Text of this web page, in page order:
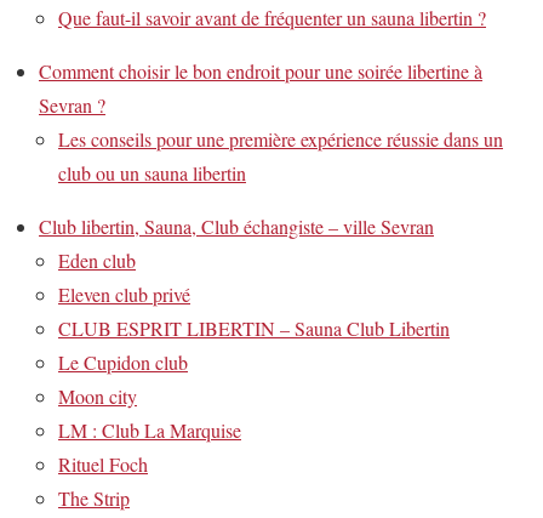
Que faut-il savoir avant de fréquenter un sauna libertin ?
Comment choisir le bon endroit pour une soirée libertine à
Sevran ?
Les conseils pour une première expérience réussie dans un
club ou un sauna libertin
Club libertin, Sauna, Club échangiste – ville Sevran
Eden club
Eleven club privé
CLUB ESPRIT LIBERTIN – Sauna Club Libertin
Le Cupidon club
Moon city
LM : Club La Marquise
Rituel Foch
The Strip